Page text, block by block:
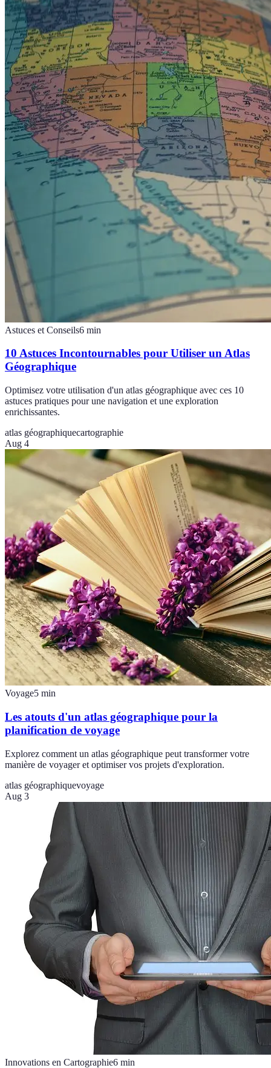
Astuces et Conseils6 min
10 Astuces Incontournables pour Utiliser un Atlas
Géographique
Optimisez votre utilisation d'un atlas géographique avec ces 10
astuces pratiques pour une navigation et une exploration
enrichissantes.
atlas géographiquecartographie
Aug 4
Voyage5 min
Les atouts d'un atlas géographique pour la
planification de voyage
Explorez comment un atlas géographique peut transformer votre
manière de voyager et optimiser vos projets d'exploration.
atlas géographiquevoyage
Aug 3
Innovations en Cartographie6 min